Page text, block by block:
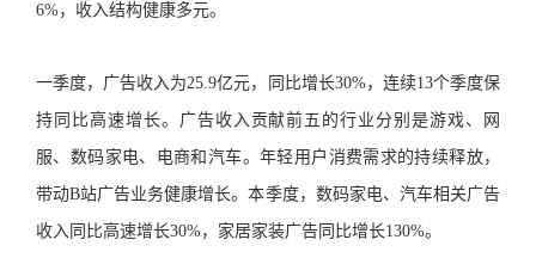
6%，收入结构健康多元。
一季度，广告收入为25.9亿元，同比增长30%，连续13个季度保
持同比高速增长。广告收入贡献前五的行业分别是游戏、网
服、数码家电、电商和汽车。年轻用户消费需求的持续释放，
带动B站广告业务健康增长。本季度，数码家电、汽车相关广告
收入同比高速增长30%，家居家装广告同比增长130%。